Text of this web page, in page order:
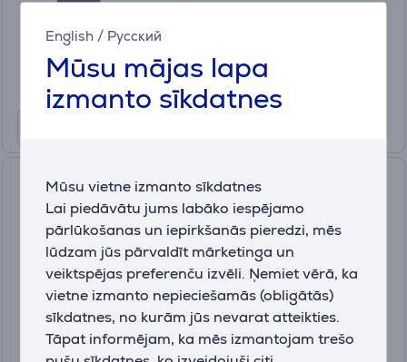
English / Русский
Mūsu mājas lapa
izmanto sīkdatnes
Mūsu vietne izmanto sīkdatnes
Lai piedāvātu jums labāko iespējamo
pārlūkošanas un iepirkšanās pieredzi, mēs
lūdzam jūs pārvaldīt mārketinga un
veiktspējas preferenču izvēli. Ņemiet vērā, ka
vietne izmanto nepieciešamās (obligātās)
sīkdatnes, no kurām jūs nevarat atteikties.
Tāpat informējam, ka mēs izmantojam trešo
Skross Combo World to
Australia / China, balta -
Adapteris
7640166320104
Cena:
19.99 €